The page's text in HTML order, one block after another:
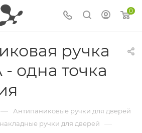
0
ручка
- одна точка
— Антипаниковые ручки для дверей
ручки для дверей —